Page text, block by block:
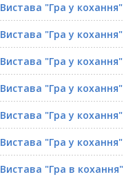
Вистава "Гра у кохання"
Вистава "Гра у кохання"
Вистава "Гра у кохання"
Вистава "Гра у кохання"
Вистава "Гра у кохання"
Вистава "Гра у кохання"
Вистава "Гра в кохання"